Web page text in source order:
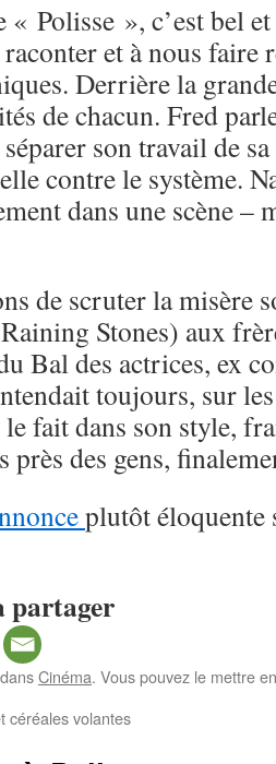
« Polisse », c’est bel
et à nous faire
Derrière la
de chacun. Fred
son travail de
contre le système.
dans une scène –
de scruter la misère
Stones) aux
Bal des actrices, ex
toujours, sur
fait dans son style,
près des gens,
plutôt éloquente
partager
Cinéma. Vous pouvez le mettre
céréales volantes